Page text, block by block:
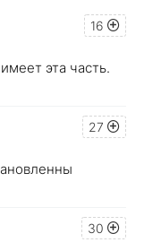
16
эта часть.
27
30